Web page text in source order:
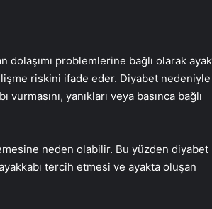
dolaşımı problemlerine bağlı olarak
riskini ifade eder. Diyabet
yanıkları veya basınca bağlı
neden olabilir. Bu yüzden diyabet
tercih etmesi ve ayakta oluşan